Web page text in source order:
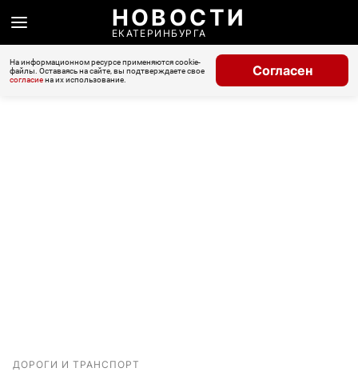
НОВОСТИ
ЕКАТЕРИНБУРГА
На информационном ресурсе применяются cookie-
файлы. Оставаясь на сайте, вы подтверждаете свое
согласиена их использование.
Согласен
ДОРОГИ И ТРАНСПОРТ